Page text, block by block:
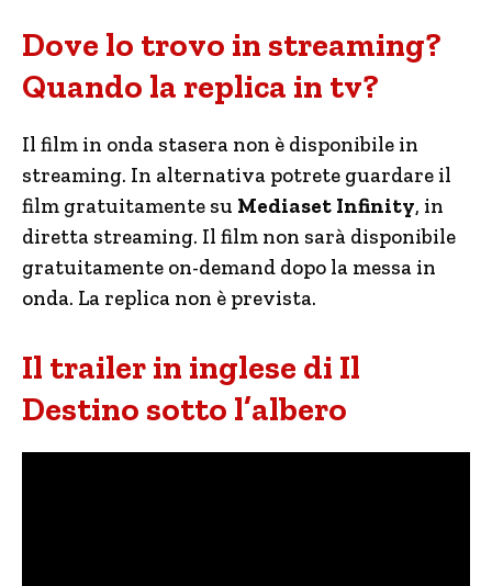
Dove lo trovo in streaming?
Quando la replica in tv?
Il film in onda stasera non è disponibile in
streaming. In alternativa potrete guardare il
film gratuitamente su Mediaset Infinity, in
diretta streaming. Il film non sarà disponibile
gratuitamente on-demand dopo la messa in
onda. La replica non è prevista.
Il trailer in inglese di Il
Destino sotto l’albero